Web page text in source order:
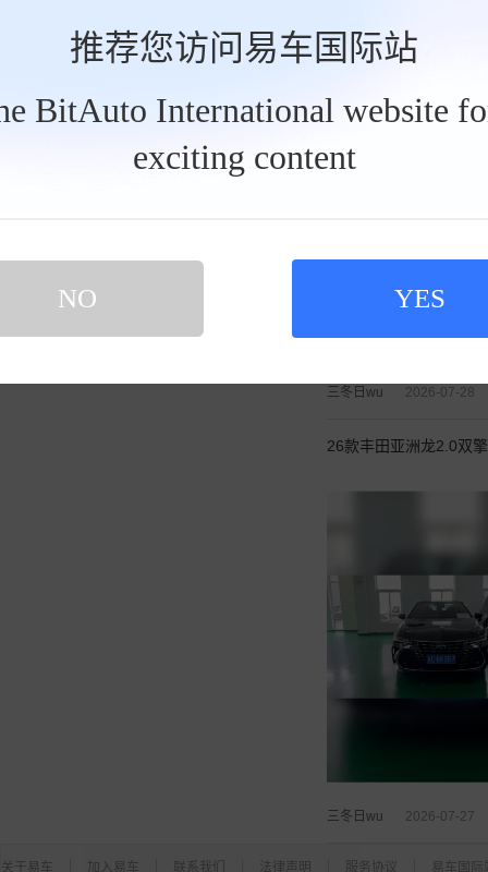
推荐您访问易车国际站
BitAuto International website
exciting content
NO YES
买新车 上易车
扫码下载易车APP
三冬日wu 2026-07-28
26款丰田亚洲龙2.0双
三冬日wu 2026-07-27
关于易车 加入易车 联系我们 法律声明 服务协议 易车国际